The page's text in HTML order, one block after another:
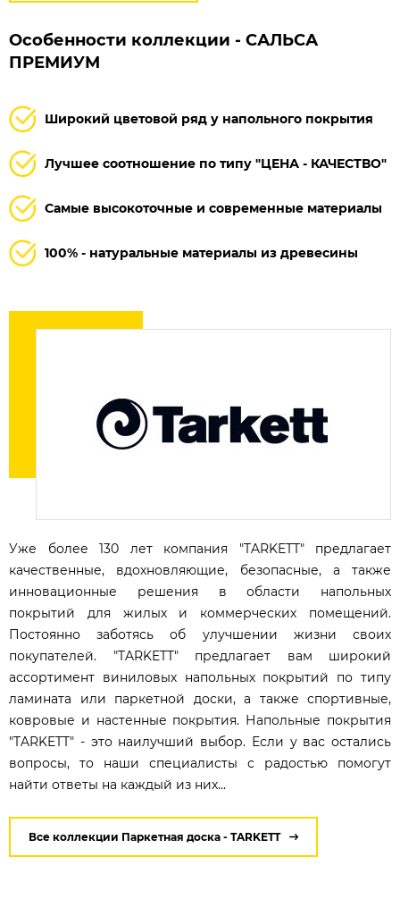
Особенности коллекции - САЛЬСА
ПРЕМИУМ
Широкий цветовой ряд у напольного покрытия
Лучшее соотношение по типу "ЦЕНА - КАЧЕСТВО"
Самые высокоточные и современные материалы
100% - натуральные материалы из древесины
Уже более 130 лет компания "TARKETT" предлагает
качественные, вдохновляющие, безопасные, а также
инновационные решения в области напольных
покрытий для жилых и коммерческих помещений.
Постоянно заботясь об улучшении жизни своих
покупателей. "TARKETT" предлагает вам широкий
ассортимент виниловых напольных покрытий по типу
ламината или паркетной доски, а также спортивные,
ковровые и настенные покрытия. Напольные покрытия
"TARKETT" - это наилучший выбор. Если у вас остались
вопросы, то наши специалисты с радостью помогут
найти ответы на каждый из них...
Все коллекции Паркетная доска - TARKETT